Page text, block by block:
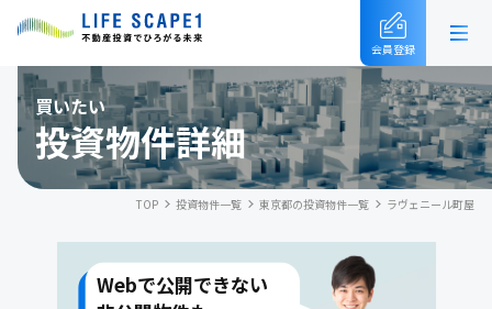
会員登録
買いたい
投資物件詳細
TOP 投資物件一覧 東京都の投資物件一覧 ラヴェニール町屋
Webで公開できない
非公開物件も
ご紹介しております！